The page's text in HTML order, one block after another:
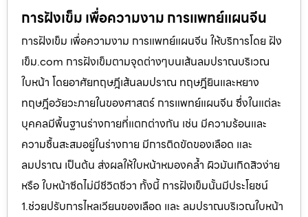
การฝังเข็ม เพื่อความงาม การแพทย์แผนจีน
การฝังเข็ม เพื่อความงาม การแพทย์แผนจีน ให้บริการโดย ฝัง
เข็ม.com การฝังเข็มตามจุดต่างๆบนเส้นลมปราณบริเวณ
ใบหน้า โดยอาศัยทฤษฎีเส้นลมปราณ ทฤษฎียินและหยาง
ทฤษฎีอวัยวะภายในของศาสตร์ การแพทย์แผนจีน ซึ่งในแต่ละ
บุคคลมีพื้นฐานร่างกายที่แตกต่างกัน เช่น มีความร้อนและ
ความชื้นสะสมอยู่ในร่างกาย มีการติดขัดของเลือด และ
ลมปราณ เป็นต้น ส่งผลให้ใบหน้าหมองคล้ำ ผิวมันเกิดสิวง่าย
หรือ ใบหน้าซีดไม่มีชีวิตชีวา ทั้งนี้ การฝังเข็มนั้นมีประโยชน์
1.ช่วยปรับการไหลเวียนของเลือด และ ลมปราณบริเวณใบหน้า